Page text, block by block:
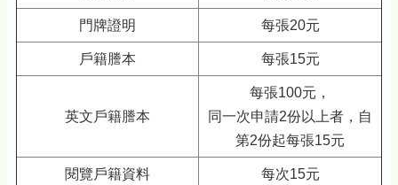
門牌證明 每張20元
戶籍謄本 每張15元
英文戶籍謄本
每張100元，
同一次申請2份以上者，自
第2份起每張15元
閱覽戶籍資料 每次15元